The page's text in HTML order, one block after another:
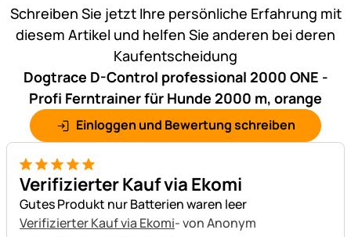
Schreiben Sie jetzt Ihre persönliche Erfahrung mit
diesem Artikel und helfen Sie anderen bei deren
Kaufentscheidung
Dogtrace D-Control professional 2000 ONE -
Profi Ferntrainer für Hunde 2000 m, orange
Einloggen und Bewertung schreiben
5 von 5
Verifizierter Kauf via Ekomi
Gutes Produkt nur Batterien waren leer
Verifizierter Kauf via Ekomi- von Anonym